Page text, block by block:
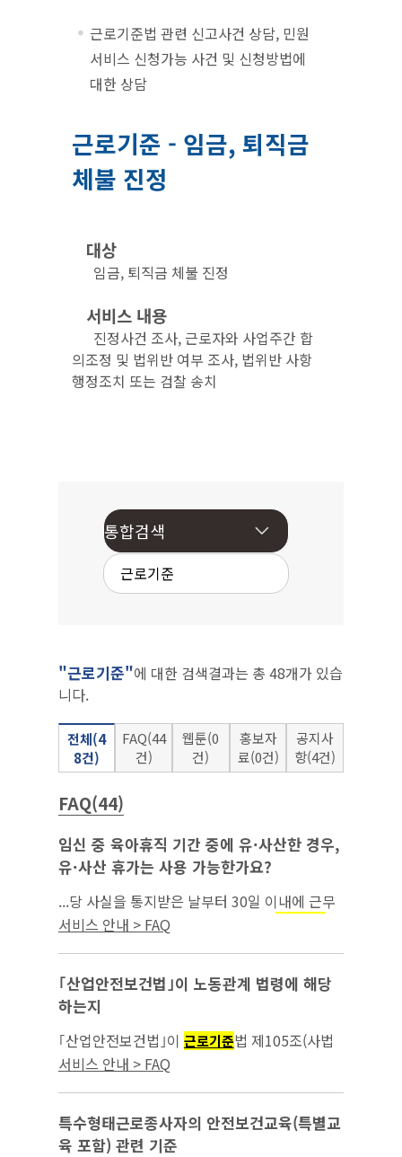
근로기준법 관련 신고사건 상담, 민원
서비스 신청가능 사건 및 신청방법에
대한 상담
근로기준 - 임금, 퇴직금
체불 진정
대상
임금, 퇴직금 체불 진정
서비스 내용
진정사건 조사, 근로자와 사업주간 합
의조정 및 법위반 여부 조사, 법위반 사항
행정조치 또는 검찰 송치
"근로기준"에 대한 검색결과는 총 48개가 있습
니다.
전체(4
8건)
FAQ(44
건)
웹툰(0
건)
홍보자
료(0건)
공지사
항(4건)
FAQ(44)
임신 중 육아휴직 기간 중에 유·사산한 경우,
유·사산 휴가는 사용 가능한가요?
...당 사실을 통지받은 날부터 30일 이내에 근무
법｣상 사용자는 임신 중인 여성이 유·사산한 경
우 근로자가 청구하면 유·사산 휴가를 부여...
서비스 안내 > FAQ
｢산업안전보건법｣이 노동관계 법령에 해당
하는지
｢산업안전보건법｣이 근로기준법 제105조(사법
경찰권 행사자의 제한)에서 정하는 그 밖의 노동
관계법령에 해당하는지...
서비스 안내 > FAQ
특수형태근로종사자의 안전보건교육(특별교
육 포함) 관련 기준